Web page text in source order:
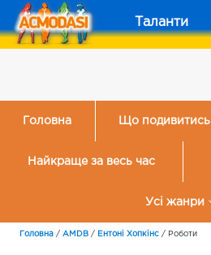
Таланти
Головна Що подивитись
Найкраще за весь час
Усі жанри
Головна / AMDB / Ентоні Хопкінс / Роботи